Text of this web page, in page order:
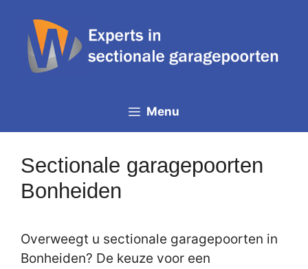
inhoud
Menu
Sectionale garagepoorten
Bonheiden
Overweegt u sectionale garagepoorten in
Bonheiden? De keuze voor een